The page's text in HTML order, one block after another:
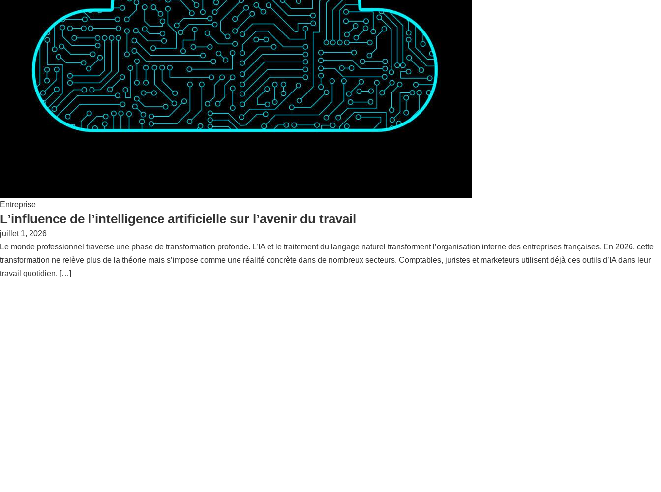
Entreprise
L’influence de l’intelligence artificielle sur l’avenir du travail
juillet 1, 2026
Le monde professionnel traverse une phase de transformation profonde. L’IA et le traitement du langage naturel transforment l’organisation interne des entreprises françaises. En 2026, cette
transformation ne relève plus de la théorie mais s’impose comme une réalité concrète dans de nombreux secteurs. Comptables, juristes et marketeurs utilisent déjà des outils d’IA dans leur
travail quotidien. […]